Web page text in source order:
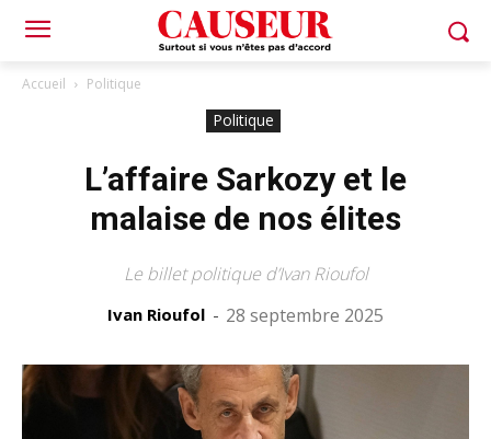
Accueil Politique
Politique
L’affaire Sarkozy et le
malaise de nos élites
Le billet politique d’Ivan Rioufol
Ivan Rioufol - 28 septembre 2025